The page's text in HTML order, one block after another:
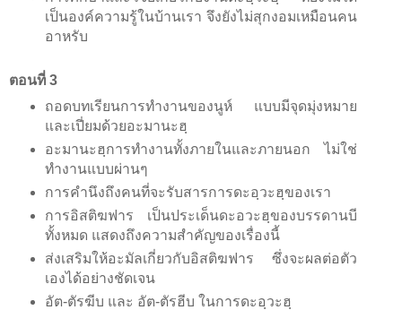
เป็นองค์ความรู้ในบ้านเรา จึงยังไม่สุกงอมเหมือนคน
อาหรับ
ตอนที่ 3
ถอดบทเรียนการทำงานของนูห์ แบบมีจุดมุ่งหมาย
และเปี่ยมด้วยอะมานะฮฺ
อะมานะฮฺการทำงานทั้งภายในและภายนอก ไม่ใช่
ทำงานแบบผ่านๆ
การคำนึงถึงคนที่จะรับสารการดะอฺวะฮฺของเรา
การอิสติฆฟาร เป็นประเด็นดะอวะฮฺของบรรดานบี
ทั้งหมด แสดงถึงความสำคัญของเรื่องนี้
ส่งเสริมให้อะมัลเกี่ยวกับอิสติฆฟาร ซึ่งจะผลต่อตัว
เองได้อย่างชัดเจน
อัต-ตัรฆีบ และ อัต-ตัรฮีบ ในการดะอฺวะฮฺ